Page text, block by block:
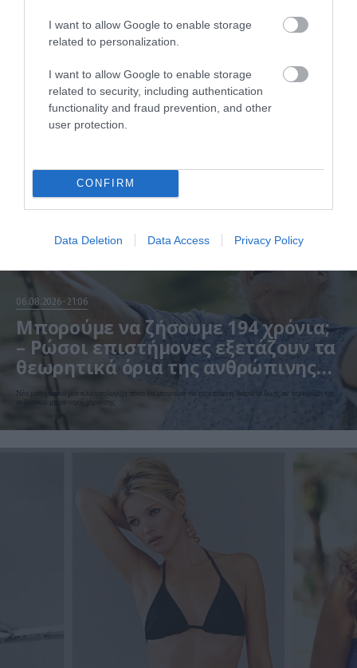
I want to allow Google to enable storage
related to personalization.
I want to allow Google to enable storage
related to security, including authentication
functionality and fraud prevention, and other
user protection.
CONFIRM
Data Deletion Data Access Privacy Policy
ΠΕΡΙΣΣΟΤΕΡΑ
06.08.2026 21:06
Μπορούμε να ζήσουμε 194 χρόνια;
– Ρώσοι επιστήμονες εξετάζουν τα
θεωρητικά όρια της ανθρώπινης
ζωής
Νέο μαθηματικό μοντέλο υπολογίζει πόσο θα μπορούσε να επεκταθεί η διάρκεια ζωής αν περιορίζονταν
οι βασικοί μηχανισμοί γήρανσης